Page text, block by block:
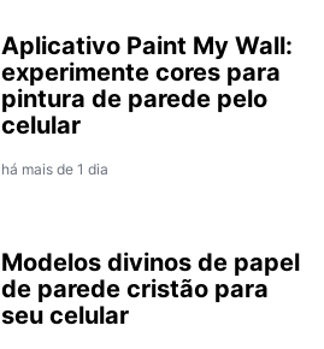
Aplicativo Paint My Wall:
experimente cores para
pintura de parede pelo
celular
há mais de 1 dia
Modelos divinos de papel
de parede cristão para
seu celular